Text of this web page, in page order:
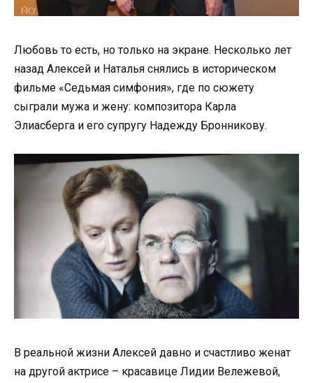
Любовь то есть, но только на экране. Несколько лет
назад Алексей и Наталья снялись в историческом
фильме «Седьмая симфония», где по сюжету
сыграли мужа и жену: композитора Карла
Элиасберга и его супругу Надежду Бронникову.
В реальной жизни Алексей давно и счастливо женат
на другой актрисе – красавице Лидии Вележевой,